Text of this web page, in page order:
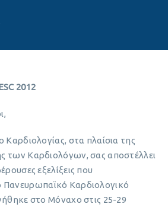
2012
Καρδιολογίας, στα πλαίσια της
των Καρδιολόγων, σας αποστέλλει
εξελίξεις που
Καρδιολογικό
στο Μόναχο στις 25-29